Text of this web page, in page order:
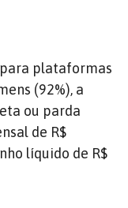
plataformas
(92%), a
ou parda
de R$
líquido de R$